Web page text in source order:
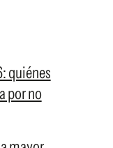
quiénes
por no